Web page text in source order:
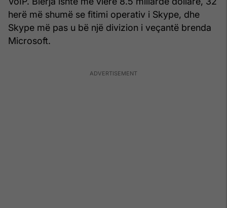
herë më shumë se fitimi operativ i Skype, dhe
Skype më pas u bë një divizion i veçantë brenda
Microsoft.